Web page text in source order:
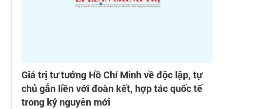
Giá trị tư tưởng Hồ Chí Minh về độc lập, tự
chủ gắn liền với đoàn kết, hợp tác quốc tế
trong kỷ nguyên mới